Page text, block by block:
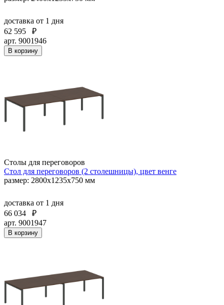
доставка от 1 дня
62 595
₽
арт. 9001946
В корзину
Столы для переговоров
Стол для переговоров (2 столешницы), цвет венге
размер: 2800х1235х750 мм
доставка от 1 дня
66 034
₽
арт. 9001947
В корзину